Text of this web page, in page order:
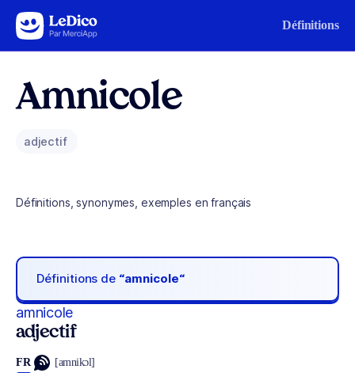
Aller au contenu Définitions
Amnicole
adjectif
Définitions, synonymes, exemples en français
Définitions de “amnicole“
amnicole
adjectif
FR [amnikɔl]